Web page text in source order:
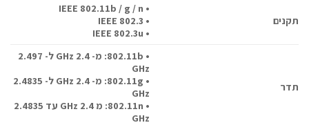
תקנים
• IEEE 802.11b / g / n
• IEEE 802.3
• IEEE 802.3u
תדר
• 802.11b: מ- 2.4 GHz ל- 2.497
GHz
• 802.11g: מ- 2.4 GHz ל- 2.4835
GHz
• 802.11n: מ 2.4 GHz עד 2.4835
GHz